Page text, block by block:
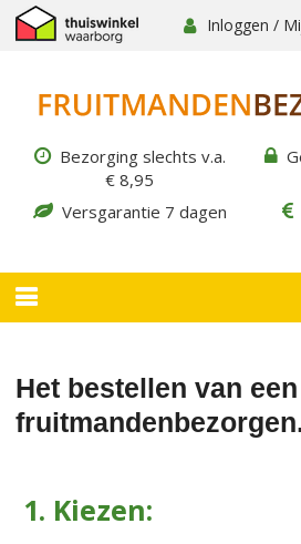
Inloggen /
Bezorging slechts v.a.
€ 8,95
Versgarantie 7 dagen
Het bestellen van
1. Kiezen: